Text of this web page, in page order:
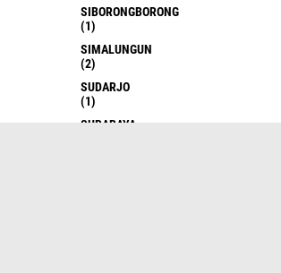
SIBORONGBORONG
(1)
SIMALUNGUN
(2)
SUDARJO
(1)
SURABAYA